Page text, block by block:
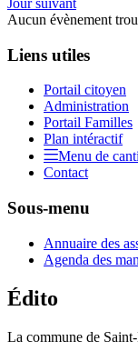
Aucun évènement
Liens utiles
Portail citoyen
Administration
Portail Familles
Plan intéractif
Menu de
Contact
Sous-menu
Annuaire des
Agenda des
Édito
La commune de